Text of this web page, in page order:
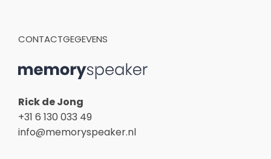
CONTACTGEGEVENS
Rick de Jong
+31 6 130 033 49
info@memoryspeaker.nl